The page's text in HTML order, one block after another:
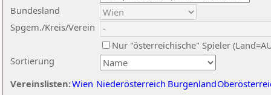
Sortierung
Bundesland
Spgem./Kreis/Verein
Nur "österreichische" Spieler
Vereinslisten:Wien Niederösterreich Burgenland